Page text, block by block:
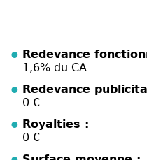
Redevance
1,6% du CA
Redevance
0 €
Royalties :
0 €